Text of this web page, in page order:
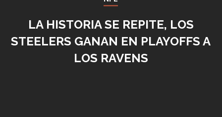
LA HISTORIA SE REPITE, LOS
STEELERS GANAN EN PLAYOFFS A
LOS RAVENS